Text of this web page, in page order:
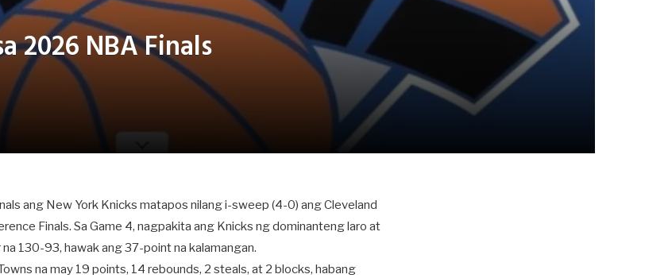
2026 NBA Finals
ang New York Knicks matapos nilang i-sweep (4-0) ang Cleveland
Finals. Sa Game 4, nagpakita ang Knicks ng dominanteng laro at
130-93, hawak ang 37-point na kalamangan.
na may 19 points, 14 rebounds, 2 steals, at 2 blocks, habang